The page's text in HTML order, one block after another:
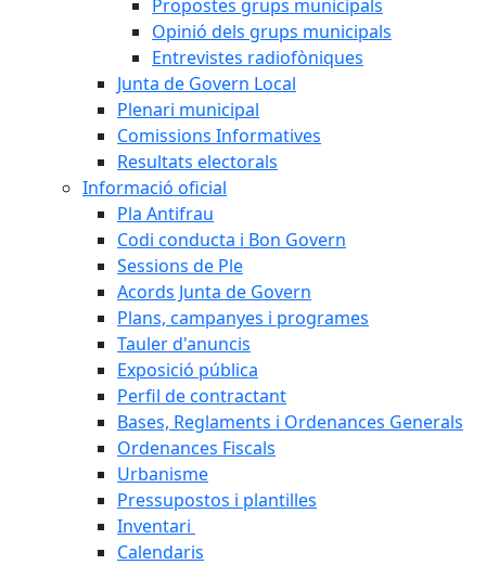
Propostes grups municipals
Opinió dels grups municipals
Entrevistes radiofòniques
Junta de Govern Local
Plenari municipal
Comissions Informatives
Resultats electorals
Informació oficial
Pla Antifrau
Codi conducta i Bon Govern
Sessions de Ple
Acords Junta de Govern
Plans, campanyes i programes
Tauler d'anuncis
Exposició pública
Perfil de contractant
Bases, Reglaments i Ordenances Generals
Ordenances Fiscals
Urbanisme
Pressupostos i plantilles
Inventari
Calendaris